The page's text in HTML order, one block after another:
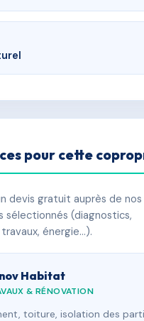
pour cette
devis gratuit auprès de nos
sélectionnés (diagnostics,
énergie…).
Habitat
& RÉNOVATION
toiture, isolation des